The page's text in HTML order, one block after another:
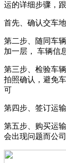
运的详细步骤，
首先、确认交车
第二步、随同车
加一层， 车辆信
第三步、检验车
拍照确认，避免
可
第四步、签订运
第五步、购买运
会出现问题而公